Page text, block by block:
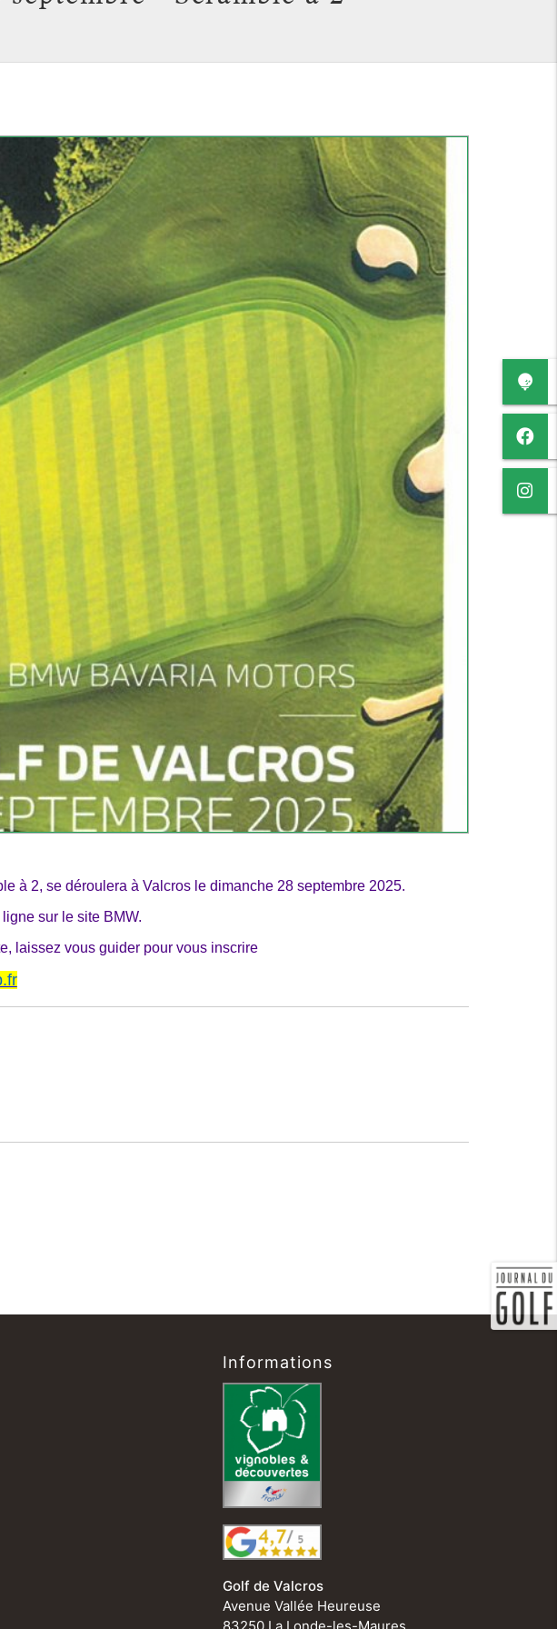
à 2, se déroulera à Valcros le dimanche 28 septembre 2025.
sur le site BMW.
laissez vous guider pour vous inscrire
Informations
Golf de Valcros
Avenue Vallée Heureuse